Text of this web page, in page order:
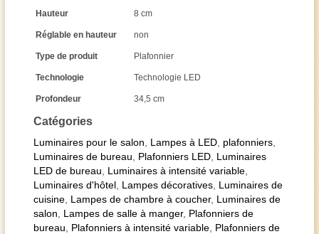
Catégories
Luminaires pour le salon Lampes à LED plafonniers
Luminaires de bureau
Plafonniers LED Luminaires
LED de bureau
Luminaires à intensité variable
Luminaires d'hôtel Lampes décoratives Luminaires de
cuisine Lampes de chambre à coucher, Luminaires de
salon
Lampes de salle à manger, Plafonniers de
bureau
Plafonniers à intensité variable Plafonniers de
Hauteur 8 cm
Réglable en hauteur non
Type de produit Plafonnier
Technologie Technologie LED
Profondeur 34,5 cm